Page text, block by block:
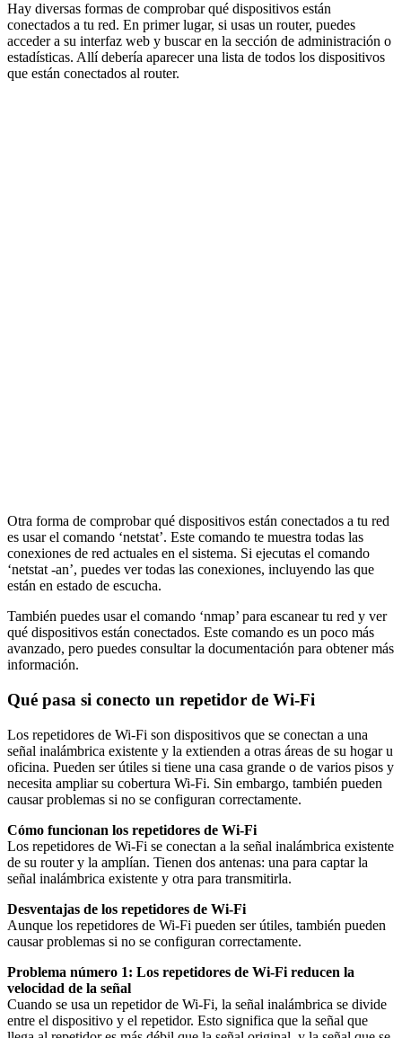
Hay diversas formas de comprobar qué dispositivos están
conectados a tu red. En primer lugar, si usas un router, puedes
acceder a su interfaz web y buscar en la sección de administración o
estadísticas. Allí debería aparecer una lista de todos los dispositivos
que están conectados al router.
Otra forma de comprobar qué dispositivos están conectados a tu red
es usar el comando ‘netstat’. Este comando te muestra todas las
conexiones de red actuales en el sistema. Si ejecutas el comando
‘netstat -an’, puedes ver todas las conexiones, incluyendo las que
están en estado de escucha.
También puedes usar el comando ‘nmap’ para escanear tu red y ver
qué dispositivos están conectados. Este comando es un poco más
avanzado, pero puedes consultar la documentación para obtener más
información.
Qué pasa si conecto un repetidor de Wi-Fi
Los repetidores de Wi-Fi son dispositivos que se conectan a una
señal inalámbrica existente y la extienden a otras áreas de su hogar u
oficina. Pueden ser útiles si tiene una casa grande o de varios pisos y
necesita ampliar su cobertura Wi-Fi. Sin embargo, también pueden
causar problemas si no se configuran correctamente.
Cómo funcionan los repetidores de Wi-Fi
Los repetidores de Wi-Fi se conectan a la señal inalámbrica existente
de su router y la amplían. Tienen dos antenas: una para captar la
señal inalámbrica existente y otra para transmitirla.
Desventajas de los repetidores de Wi-Fi
Aunque los repetidores de Wi-Fi pueden ser útiles, también pueden
causar problemas si no se configuran correctamente.
Problema número 1: Los repetidores de Wi-Fi reducen la
velocidad de la señal
Cuando se usa un repetidor de Wi-Fi, la señal inalámbrica se divide
entre el dispositivo y el repetidor. Esto significa que la señal que